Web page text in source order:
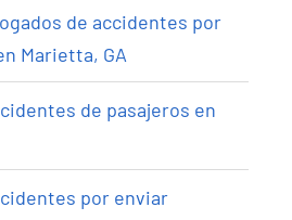
de accidentes por
Marietta, GA
de pasajeros en
por enviar